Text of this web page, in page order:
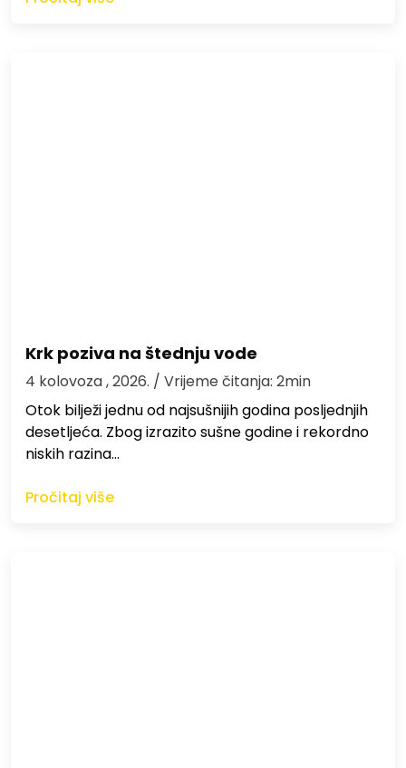
Krk poziva na štednju vode
4 kolovoza , 2026. / Vrijeme čitanja: 2min
Otok bilježi jednu od najsušnijih godina posljednjih
desetljeća. Zbog izrazito sušne godine i rekordno
niskih razina…
Pročitaj više